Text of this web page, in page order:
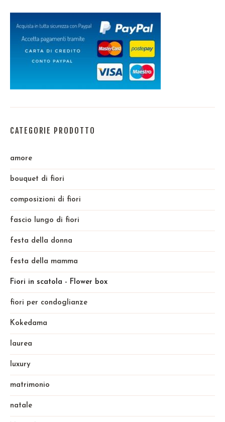
CATEGORIE PRODOTTO
amore
bouquet di fiori
composizioni di fiori
fascio lungo di fiori
festa della donna
festa della mamma
Fiori in scatola - Flower box
fiori per condoglianze
Kokedama
laurea
luxury
matrimonio
natale